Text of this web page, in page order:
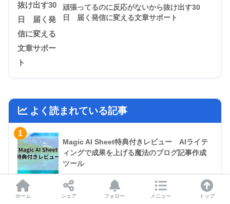
頑張ってるのに反応がないから抜け出す30
日 届く発信に変える文章サポート
よく読まれている記事
1
Magic AI Sheet特典付きレビュー AIライテ
ィングで成果を上げる魔法のブログ記事作成
ツール
2
ゆるせど実践レビュー【5大特典付き】雑誌せ
ホーム シェア フォロー メニュー トップ